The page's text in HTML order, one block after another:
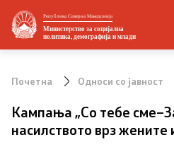
Република Северна Македонија
Министерство за социјална
политика, демографија и млади
Министерство
Заменик министер
Почетна Односи со јавност
Кампања „Со тебе
насилството врз жените